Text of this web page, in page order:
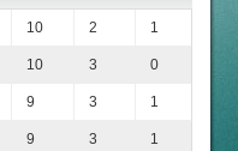
10 2 1
10 3 0
9 3 1
9 3 1